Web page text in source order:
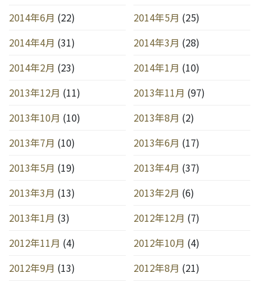
2014年6月 (22) 2014年5月 (25)
2014年4月 (31) 2014年3月 (28)
2014年2月 (23) 2014年1月 (10)
2013年12月 (11) 2013年11月 (97)
2013年10月 (10) 2013年8月 (2)
2013年7月 (10) 2013年6月 (17)
2013年5月 (19) 2013年4月 (37)
2013年3月 (13) 2013年2月 (6)
2013年1月 (3) 2012年12月 (7)
2012年11月 (4) 2012年10月 (4)
2012年9月 (13) 2012年8月 (21)